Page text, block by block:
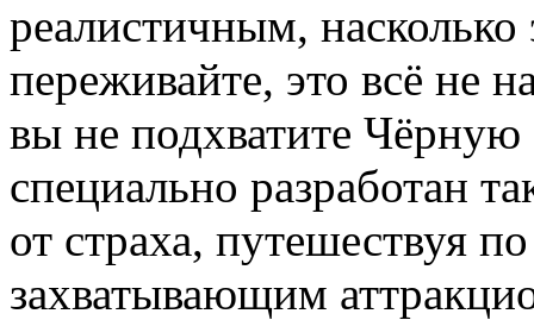
реалистичным,
переживайте, это всё не
вы не подхватите
специально разработан
от страха, путешествуя
захватывающим